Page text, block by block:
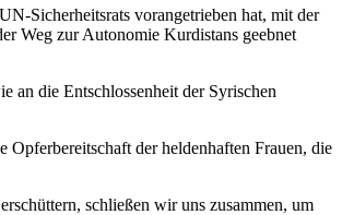
Sicherheitsrats vorangetrieben hat, mit der
Weg zur Autonomie Kurdistans geebnet
an die Entschlossenheit der Syrischen
Opferbereitschaft der heldenhaften Frauen, die
schließen wir uns zusammen, um